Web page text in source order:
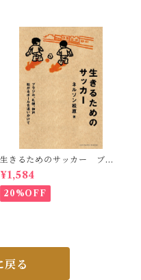
生きるためのサッカー ブラ
ジル、札幌、神戸 転がるボ
ールを追いかけて
¥1,584
20%OFF
戻る